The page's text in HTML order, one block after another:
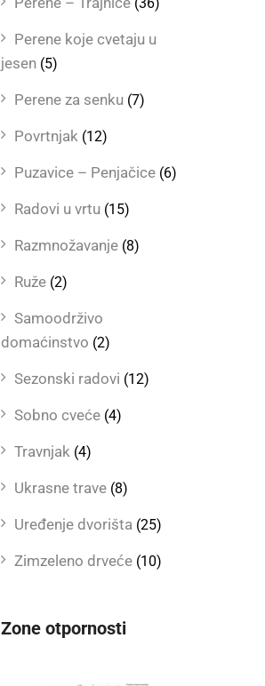
Perene koje cvetaju u
jesen (5)
Perene za senku (7)
Povrtnjak (12)
Puzavice – Penjačice (6)
Radovi u vrtu (15)
Razmnožavanje (8)
Ruže (2)
Samoodrživo
domaćinstvo (2)
Sezonski radovi (12)
Sobno cveće (4)
Travnjak (4)
Ukrasne trave (8)
Uređenje dvorišta (25)
Zimzeleno drveće (10)
Zone otpornosti